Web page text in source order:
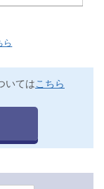
ら
いてはこちら